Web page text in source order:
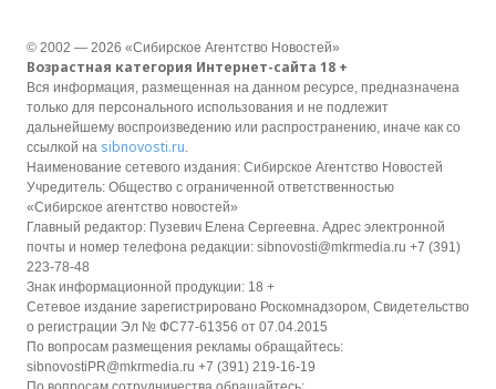
© 2002 — 2026 «Сибирское Агентство Новостей»
Возрастная категория Интернет-сайта 18 +
Вся информация, размещенная на данном ресурсе, предназначена
только для персонального использования и не подлежит
дальнейшему воспроизведению или распространению, иначе как со
ссылкой на sibnovosti.ru.
Наименование сетевого издания: Сибирское Агентство Новостей
Учредитель: Общество с ограниченной ответственностью
«Сибирское агентство новостей»
Главный редактор: Пузевич Елена Сергеевна. Адрес электронной
почты и номер телефона редакции: sibnovosti@mkrmedia.ru +7 (391)
223-78-48
Знак информационной продукции: 18 +
Сетевое издание зарегистрировано Роскомнадзором, Свидетельство
о регистрации Эл № ФС77-61356 от 07.04.2015
По вопросам размещения рекламы обращайтесь:
sibnovostiPR@mkrmedia.ru +7 (391) 219-16-19